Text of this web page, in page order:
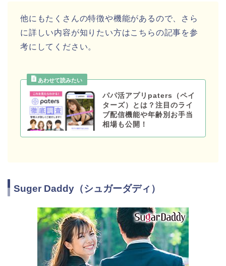
他にもたくさんの特徴や機能があるので、さら
に詳しい内容が知りたい方はこちらの記事を参
考にしてください。
パパ活アプリpaters（ペイ
ターズ）とは？注目のライ
ブ配信機能や年齢別お手当
相場も公開！
Suger Daddy（シュガーダディ）